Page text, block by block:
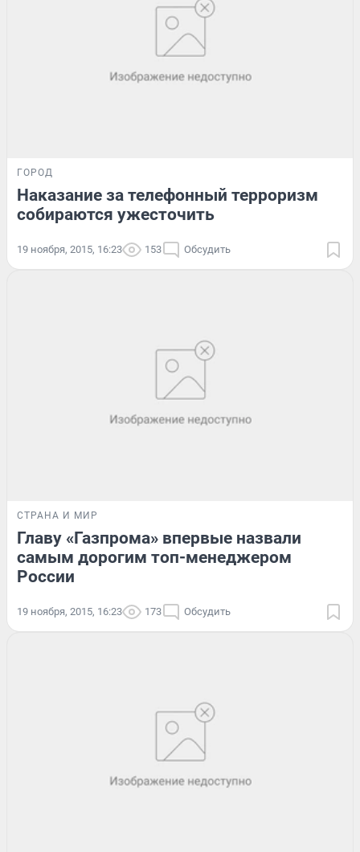
ГОРОД
Наказание за телефонный терроризм
собираются ужесточить
19 ноября, 2015, 16:23 153 Обсудить
СТРАНА И МИР
Главу «Газпрома» впервые назвали
самым дорогим топ-менеджером
России
19 ноября, 2015, 16:23 173 Обсудить